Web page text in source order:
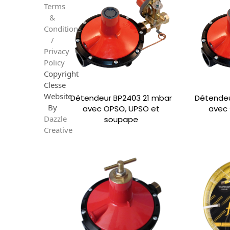
Détendeur BP2403 21 mbar
avec OPSO, UPSO et
soupape
avec
Terms
&
Conditions
/
Privacy
Policy
Copyright
Clesse
Website
By
Dazzle
Creative